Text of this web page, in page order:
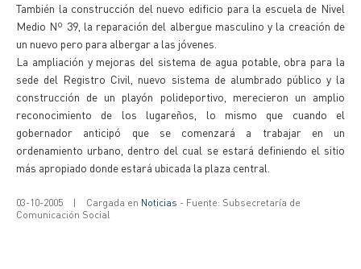
También la construcción del nuevo edificio para la escuela de Nivel
Medio Nº 39, la reparación del albergue masculino y la creación de
un nuevo pero para albergar a las jóvenes.
La ampliación y mejoras del sistema de agua potable, obra para la
sede del Registro Civil, nuevo sistema de alumbrado público y la
construcción de un playón polideportivo, merecieron un amplio
reconocimiento de los lugareños, lo mismo que cuando el
gobernador anticipó que se comenzará a trabajar en un
ordenamiento urbano, dentro del cual se estará definiendo el sitio
más apropiado donde estará ubicada la plaza central.
03-10-2005 | Cargada en Noticias - Fuente: Subsecretaría de
Comunicación Social